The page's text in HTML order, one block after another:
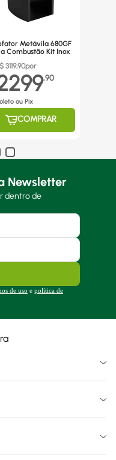
Metávila 680GF
Combustão Kit Inox
3119,90por
,90
ou Pix
COMPRAR
Newsletter
dentro de
de uso e política de